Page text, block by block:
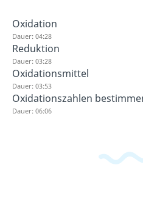
Oxidation
Dauer: 04:28
Reduktion
Dauer: 03:28
Oxidationsmittel
Dauer: 03:53
Oxidationszahlen
Dauer: 06:06